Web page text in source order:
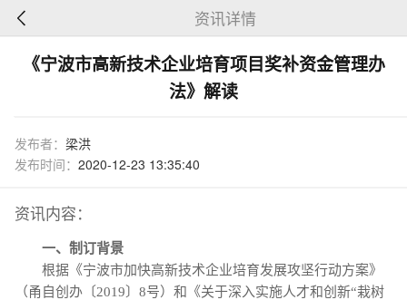
资讯详情
《宁波市高新技术企业培育项目奖补资金管理办
法》解读
发布者： 梁洪
发布时间： 2020-12-23 13:35:40
资讯内容：
一、制订背景
根据《宁波市加快高新技术企业培育发展攻坚行动方案》
（甬自创办〔2019〕8号）和《关于深入实施人才和创新“栽树